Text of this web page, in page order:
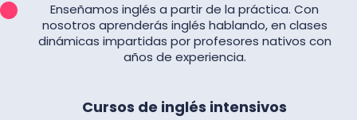
Enseñamos inglés a partir de la práctica. Con
nosotros aprenderás inglés hablando, en clases
dinámicas impartidas por profesores nativos con
años de experiencia.
Cursos de inglés intensivos